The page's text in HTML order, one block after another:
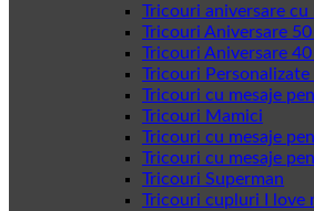
Tricouri aniversare cu
Tricouri Aniversare 50
Tricouri Aniversare 40
Tricouri Personalizate
Tricouri cu mesaje
Tricouri Mamici
Tricouri cu mesaje
Tricouri cu mesaje
Tricouri Superman
Tricouri cupluri I love